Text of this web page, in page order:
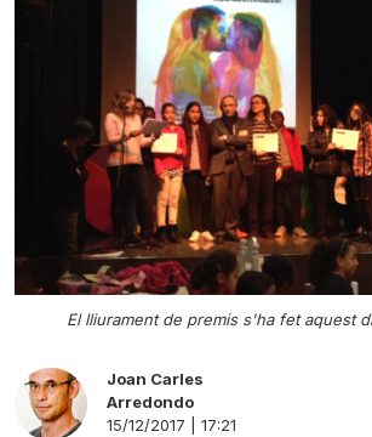
El lliurament de premis s'ha fet aquest
Joan Carles
Arredondo
15/12/2017 | 17:21